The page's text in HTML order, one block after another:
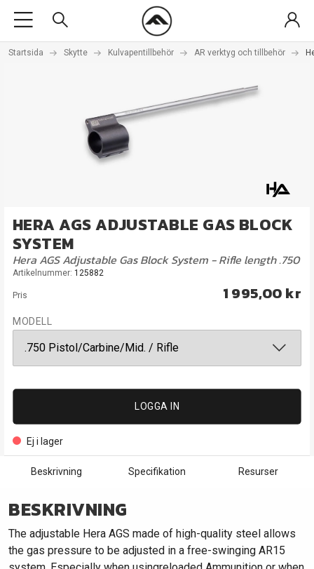
Startsida Skytte Kulvapentillbehör AR verktyg och tillbehör
HERA AGS ADJUSTABLE GAS BLOCK
SYSTEM
Hera AGS Adjustable Gas Block System - Rifle length .750
Artikelnummer: 125882
Pris 1 995,00 kr
MODELL
LOGGA IN
Ej i lager
Beskrivning Specifikation Resurser
BESKRIVNING
The adjustable Hera AGS made of high-quality steel allows
the gas pressure to be adjusted in a free-swinging AR15